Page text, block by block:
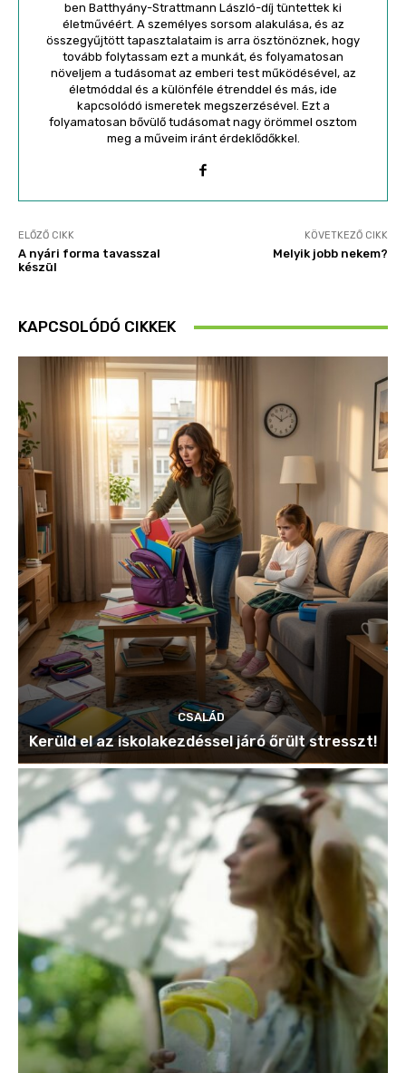
ben Batthyány-Strattmann László-díj tüntettek ki
életművéért. A személyes sorsom alakulása, és az
összegyűjtött tapasztalataim is arra ösztönöznek, hogy
tovább folytassam ezt a munkát, és folyamatosan
növeljem a tudásomat az emberi test működésével, az
életmóddal és a különféle étrenddel és más, ide
kapcsolódó ismeretek megszerzésével. Ezt a
folyamatosan bővülő tudásomat nagy örömmel osztom
meg a műveim iránt érdeklődőkkel.
ELŐZŐ CIKK
A nyári forma tavasszal
készül
KÖVETKEZŐ CIKK
Melyik jobb nekem?
KAPCSOLÓDÓ CIKKEK
CSALÁD
Kerüld el az iskolakezdéssel járó őrült stresszt!